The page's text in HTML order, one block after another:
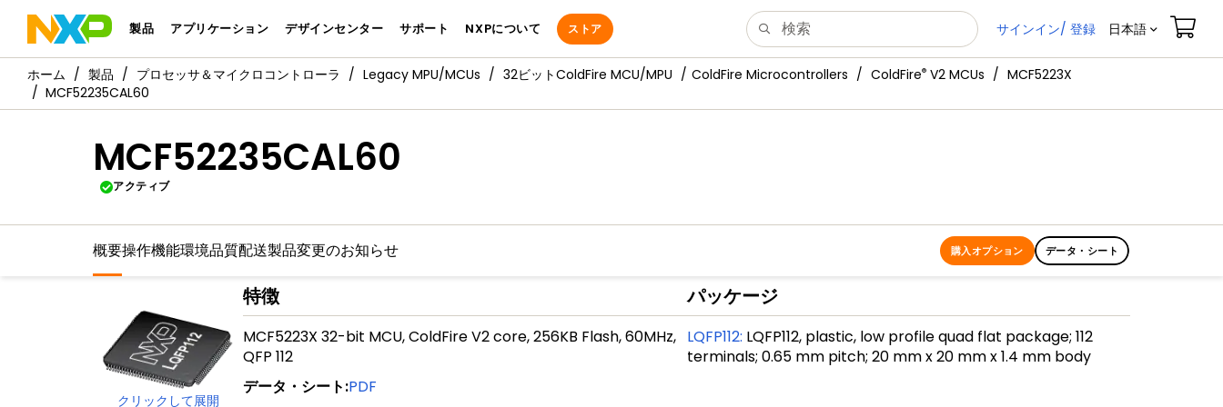
製品 アプリケーション デザインセンター サポート NXPについて ストア サインイン/ 登録 日本語
製品 プロセッサ＆マイクロコントローラ Legacy MPU/MCUs 32ビットColdFire MCU/MPU ColdFire Microcontrollers ColdFire® V2 MCUs
MCF5223X
MCF52235CAL60
MCF52235CAL60
アクティブ
概要操作機能環境品質配送製品変更のお知らせ 購入オプション データ・シート
クリックして展開
特徴
MCF5223X 32-bit MCU, ColdFire V2 core, 256KB Flash, 60MHz,
QFP 112
データ・シート:PDF
パッケージ
LQFP112: LQFP112, plastic, low profile quad flat package; 112
terminals; 0.65 mm pitch; 20 mm x 20 mm x 1.4 mm body